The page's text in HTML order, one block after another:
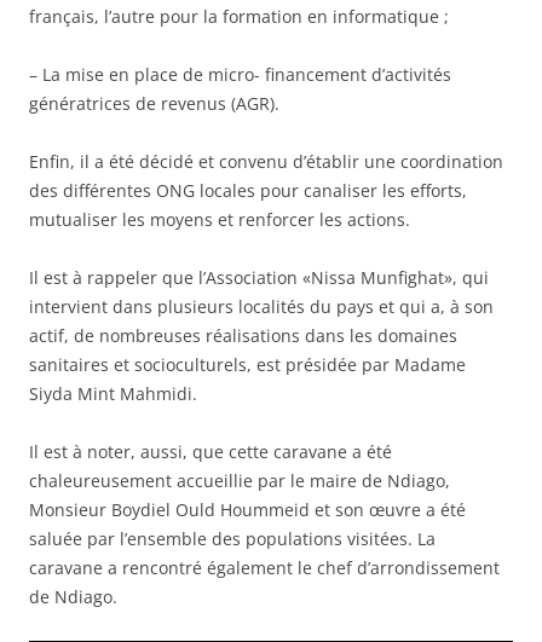
français, l’autre pour la formation en informatique ;
– La mise en place de micro- financement d’activités
génératrices de revenus (AGR).
Enfin, il a été décidé et convenu d’établir une coordination
des différentes ONG locales pour canaliser les efforts,
mutualiser les moyens et renforcer les actions.
Il est à rappeler que l’Association «Nissa Munfighat», qui
intervient dans plusieurs localités du pays et qui a, à son
actif, de nombreuses réalisations dans les domaines
sanitaires et socioculturels, est présidée par Madame
Siyda Mint Mahmidi.
Il est à noter, aussi, que cette caravane a été
chaleureusement accueillie par le maire de Ndiago,
Monsieur Boydiel Ould Hoummeid et son œuvre a été
saluée par l’ensemble des populations visitées. La
caravane a rencontré également le chef d’arrondissement
de Ndiago.